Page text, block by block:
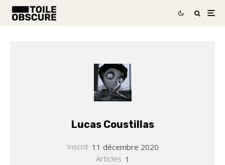
Lucas Coustillas
Inscrit 11 décembre 2020
Articles 1